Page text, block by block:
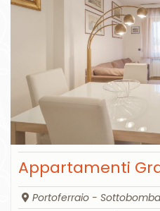
Appartamenti
Portoferraio - Sottobomba